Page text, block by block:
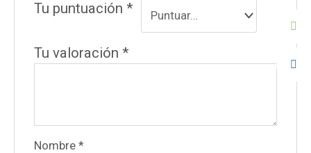
Tu puntuación*
Tu valoración*
Nombre*